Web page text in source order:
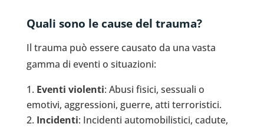
Quali sono le cause del trauma?
Il trauma può essere causato da una vasta
gamma di eventi o situazioni:
Eventi violenti: Abusi fisici, sessuali o
emotivi, aggressioni, guerre, atti terroristici.
Incidenti: Incidenti automobilistici, cadute,